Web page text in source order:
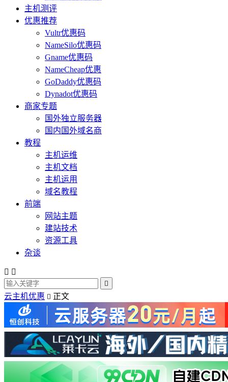
主机测评
优惠推荐
Vultr优惠码
NameSilo优惠码
Gname优惠码
NameCheap优惠
GoDaddy优惠码
Dynadot优惠码
商家专题
国外独立服务器
国内国外域名商
教程
主机运维
主机文档
主机运用
域名教程
前端
网站主题
建站技术
资源工具
杂谈
 

云主机优惠  正文